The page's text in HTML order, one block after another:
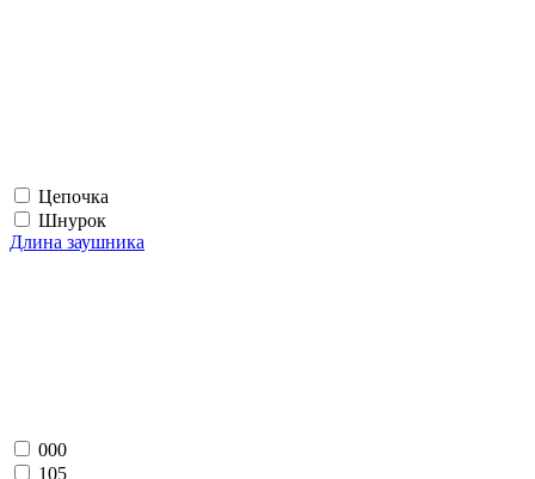
Цепочка
Шнурок
Длина заушника
000
105